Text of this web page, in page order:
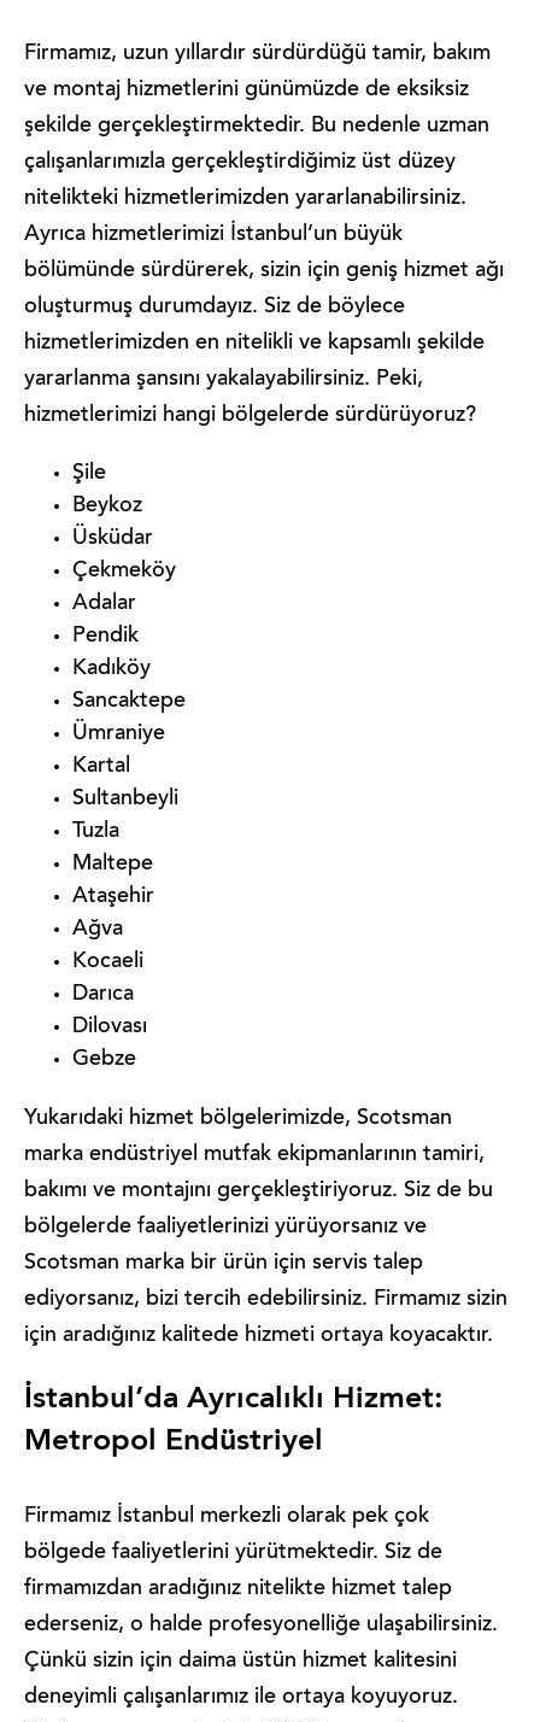
Firmamız, uzun yıllardır sürdürdüğü tamir, bakım
ve montaj hizmetlerini günümüzde de eksiksiz
şekilde gerçekleştirmektedir. Bu nedenle uzman
çalışanlarımızla gerçekleştirdiğimiz üst düzey
nitelikteki hizmetlerimizden yararlanabilirsiniz.
Ayrıca hizmetlerimizi İstanbul’un büyük
bölümünde sürdürerek, sizin için geniş hizmet ağı
oluşturmuş durumdayız. Siz de böylece
hizmetlerimizden en nitelikli ve kapsamlı şekilde
yararlanma şansını yakalayabilirsiniz. Peki,
hizmetlerimizi hangi bölgelerde sürdürüyoruz?
Şile
Beykoz
Üsküdar
Çekmeköy
Adalar
Pendik
Kadıköy
Sancaktepe
Ümraniye
Kartal
Sultanbeyli
Tuzla
Maltepe
Ataşehir
Ağva
Kocaeli
Darıca
Dilovası
Gebze
Yukarıdaki hizmet bölgelerimizde, Scotsman
marka endüstriyel mutfak ekipmanlarının tamiri,
bakımı ve montajını gerçekleştiriyoruz. Siz de bu
bölgelerde faaliyetlerinizi yürüyorsanız ve
Scotsman marka bir ürün için servis talep
ediyorsanız, bizi tercih edebilirsiniz. Firmamız sizin
için aradığınız kalitede hizmeti ortaya koyacaktır.
İstanbul’da Ayrıcalıklı Hizmet:
Metropol Endüstriyel
Firmamız İstanbul merkezli olarak pek çok
bölgede faaliyetlerini yürütmektedir. Siz de
firmamızdan aradığınız nitelikte hizmet talep
ederseniz, o halde profesyonelliğe ulaşabilirsiniz.
Çünkü sizin için daima üstün hizmet kalitesini
deneyimli çalışanlarımız ile ortaya koyuyoruz.